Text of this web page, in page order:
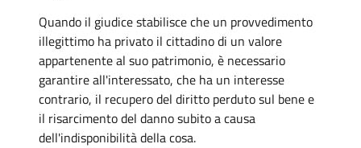
Quando il giudice stabilisce che un provvedimento
illegittimo ha privato il cittadino di un valore
appartenente al suo patrimonio, è necessario
garantire all'interessato, che ha un interesse
contrario, il recupero del diritto perduto sul bene e
il risarcimento del danno subito a causa
dell'indisponibilità della cosa.